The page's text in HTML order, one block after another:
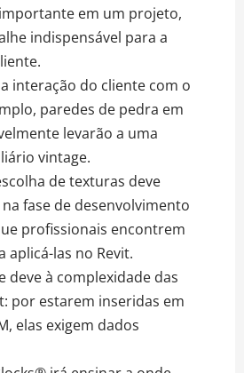
em um projeto,
indispensável para a
interação do cliente com o
paredes de pedra em
levarão a uma
vintage.
de texturas deve
fase de desenvolvimento
profissionais encontrem
aplicá-las no Revit.
deve à complexidade das
por estarem inseridas em
elas exigem dados